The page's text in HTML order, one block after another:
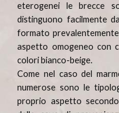
eterogenei le brecce
distinguono facilmente
formato
aspetto omogeneo con
colori bianco-beige.
Come nel caso del
numerose sono le
proprio aspetto